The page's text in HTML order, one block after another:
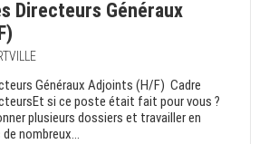
Directeurs Généraux
Généraux Adjoints (H/F) Cadre
si ce poste était fait pour vous ?
plusieurs dossiers et travailler en
nombreux...